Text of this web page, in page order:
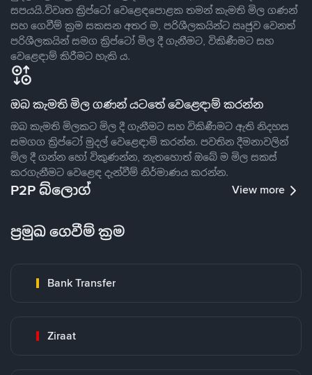
සපයයි.විවෘත ක්‍රිප්ටෝ වෙළෙඳපොළක තමන් කැමති මිල ගණන්
සහ ගෙවීම් ක්‍රම සකසන අතර ම, පරිශීලකයින්ට ඍජුව වෙනත්
පරිශීලකයින් සමග ක්‍රිප්ටෝ මිල දී ගැනීමට, විකිණීමට සහ
වෙළෙඳාම් කිරීමට හැකි ය.
ඔබ කැමති මිල ගණන් යටතේ වෙළෙඳාම් කරන්න
ඔබ කැමති මිලකට මිල දී ගැනීමට සහ විකිණීමට ඇති නිදහස
සමගග ක්‍රිප්ටෝ මුදල් වෙළෙඳාම් කරන්න. පවතින දීමනාවලින්
මිල දී ගන්න හෝ විකුණන්න, නැතහොත් ඔබේ ම මිල සකස්
කරගැනීමට වෙළෙඳ දැන්වීම් නිර්මාණය කරන්න.
P2P බ්ලොග් View more
ප්‍රමුඛ ගෙවීම් ක්‍රම
Bank Transfer
Ziraat